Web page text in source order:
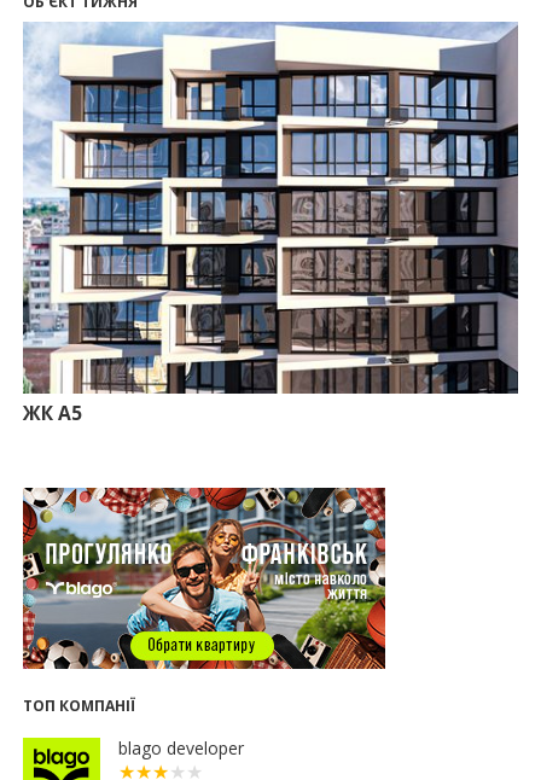
09:24
Новобудови Франківська стрімко дорожчають:
скільки в середньому коштує квадратний метр
15.07.2026
12:06
На Франківщині житло за «єОселею» дешевше
на 21%
13.07.2026
10:56
У Франківську не знайшлося охочих купити
офісний комплекс збанкрутілої компанії з групи
«Приват»
09:25
Податок на нерухомість з 1 липня: як дізнатися
суму і правильно сплатити кошти
10.07.2026
18:52
Іпотека під 3% та нові ліміти площі: як оновлені
правила «єОселі» працюють на Прикарпатті
року
12:38
Компанія співвласниці "Буковелю" викупить
землю в центрі Івано-Франківська
10:22
Прокуратура вимагає повернути 34 гектари
землі громаді Івано-Франківська
07.07.2026
16:47
Дешевші, але недоступні: скільки коштує житло
дорожчають у рази швидше, ніж в містах
ЖК А5
ТОП КОМПАНІЇ
blago developer